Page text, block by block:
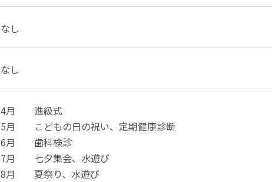
なし
なし
4月 進級式
5月 こどもの日の祝い、定期健康診断
6月 歯科検診
7月 七夕集会、水遊び
8月 夏祭り、水遊び